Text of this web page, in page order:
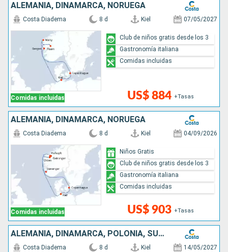
ALEMANIA, DINAMARCA, NORUEGA
Comidas incluidas
Costa Diadema 8 d Kiel 07/05/2027
US$ 884 +Tasas
Club de niños gratis desde los 3
Gastronomía italiana
Comidas incluidas
ALEMANIA, DINAMARCA, NORUEGA
Comidas incluidas
Costa Diadema 8 d Kiel 04/09/2026
US$ 903 +Tasas
Niños Gratis
Club de niños gratis desde los 3
Gastronomía italiana
Comidas incluidas
ALEMANIA, DINAMARCA, POLONIA, SUECIA
Costa Diadema 8 d Kiel 14/05/2027